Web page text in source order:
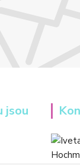
jsou